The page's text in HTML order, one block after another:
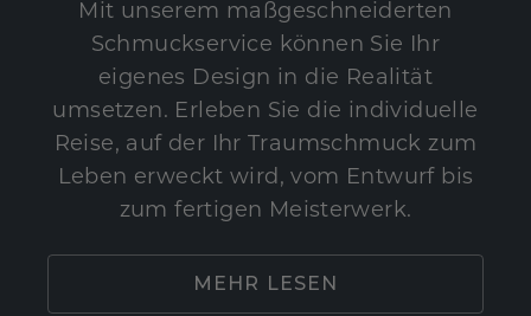
Mit unserem maßgeschneiderten
Schmuckservice können Sie Ihr
eigenes Design in die Realität
umsetzen. Erleben Sie die individuelle
Reise, auf der Ihr Traumschmuck zum
Leben erweckt wird, vom Entwurf bis
zum fertigen Meisterwerk.
MEHR LESEN